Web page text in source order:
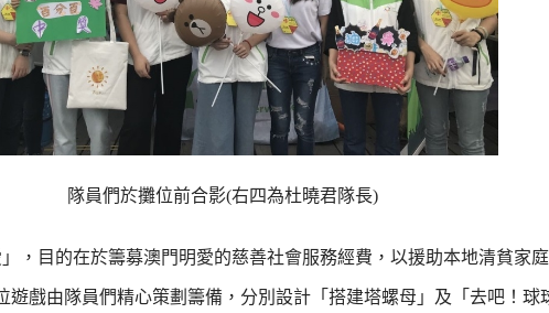
隊員們於攤位前合影(右四為杜曉君隊長)
，目的在於籌募澳門明愛的慈善社會服務經費，以援助本地清貧家
遊戲由隊員們精心策劃籌備，分別設計「搭建塔螺母」及「去吧！球